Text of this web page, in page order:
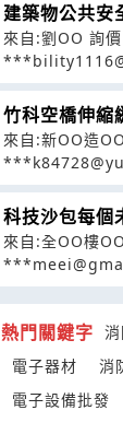
建築物公共安
來自:劉OO 詢價
竹科空橋伸縮
來自:新OO造
科技沙包每個
來自:全OO樓
熱門關鍵字
電子器材
消
電子設備批發